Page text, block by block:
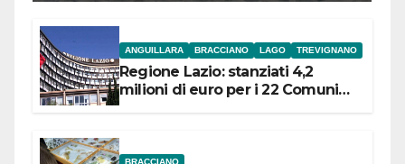
ANGUILLARA BRACCIANO LAGO TREVIGNANO
Regione Lazio: stanziati 4,2
milioni di euro per i 22 Comuni
BRACCIANO